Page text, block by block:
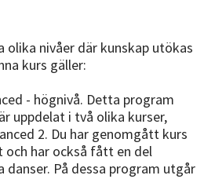
olika nivåer där kunskap utökas
kurs gäller:
- högnivå. Detta program
uppdelat i två olika kurser,
2. Du har genomgått kurs
och har också fått en del
danser. På dessa program utgår